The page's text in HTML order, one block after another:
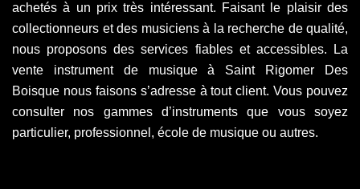
achetés à un prix très intéressant. Faisant le plaisir des
collectionneurs et des musiciens à la recherche de qualité,
nous proposons des services fiables et accessibles. La
vente instrument de musique à Saint Rigomer Des
Boisque nous faisons s’adresse à tout client. Vous pouvez
consulter nos gammes d’instruments que vous soyez
particulier, professionnel, école de musique ou autres.